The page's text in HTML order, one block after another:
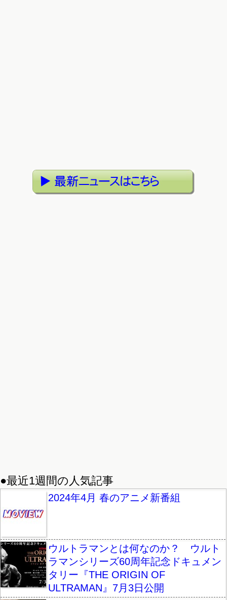
●最近1週間の人気記事
2024年4月 春のアニメ新番組
ウルトラマンとは何なのか？ ウルト
ラマンシリーズ60周年記念ドキュメン
タリー『THE ORIGIN OF
ULTRAMAN』7月3日公開